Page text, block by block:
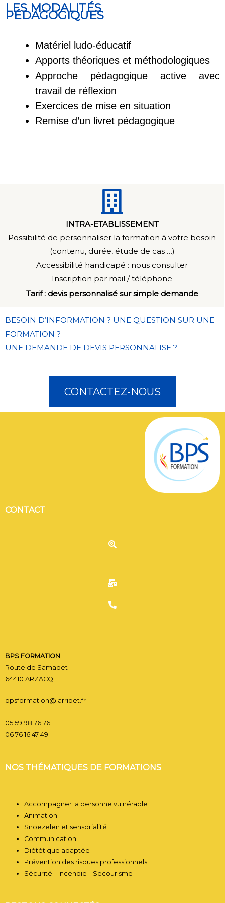
LES MODALITÉS
PÉDAGOGIQUES
Matériel ludo-éducatif
Apports théoriques et méthodologiques
Approche pédagogique active avec
travail de réflexion
Exercices de mise en situation
Remise d’un livret pédagogique
INTRA-ETABLISSEMENT
Possibilité de personnaliser la formation à votre besoin
(contenu, durée, étude de cas …)
Accessibilité handicapé : nous consulter
Inscription par mail / téléphone
Tarif : devis personnalisé sur simple demande
BESOIN D’INFORMATION ? UNE QUESTION SUR UNE
FORMATION ?
UNE DEMANDE DE DEVIS PERSONNALISE ?
CONTACTEZ-NOUS
CONTACT
BPS FORMATION
Route de Samadet
64410 ARZACQ
bpsformation@larribet.fr
05 59 98 76 76
06 76 16 47 49
NOS THÉMATIQUES DE FORMATIONS
Accompagner la personne vulnérable
Animation
Snoezelen et sensorialité
Communication
Diététique adaptée
Prévention des risques professionnels
Sécurité – Incendie – Secourisme